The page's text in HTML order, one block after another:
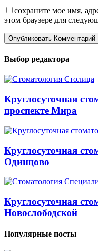
сохраните мое имя,
этом браузере для
Выбор редактора
Круглосуточная
проспекте Мира
Круглосуточная
Одинцово
Круглосуточная
Новослободской
Популярные посты